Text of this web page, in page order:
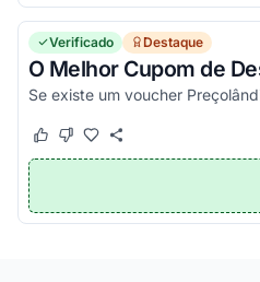
Verificado Destaque
O Melhor Cupom de
Este cupom funcionou
Este cupom não funcionou